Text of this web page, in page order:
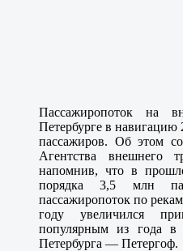
Пассажиропоток на
Петербурге в навигацию
пассажиров. Об этом
Агентства внешнего
напомнив, что в
порядка 3,5 млн
пассажиропоток по
году увеличился
популярным из года в
Петербурга — Петергоф.